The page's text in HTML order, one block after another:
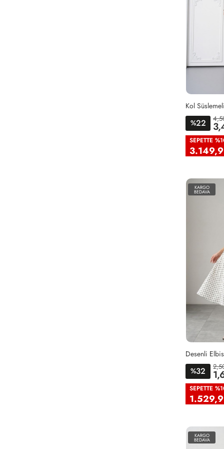
36 38
%22
SEPETTE
KARGO
BEDAVA
38
Desenli
%32
SEPETTE
KARGO
BEDAVA